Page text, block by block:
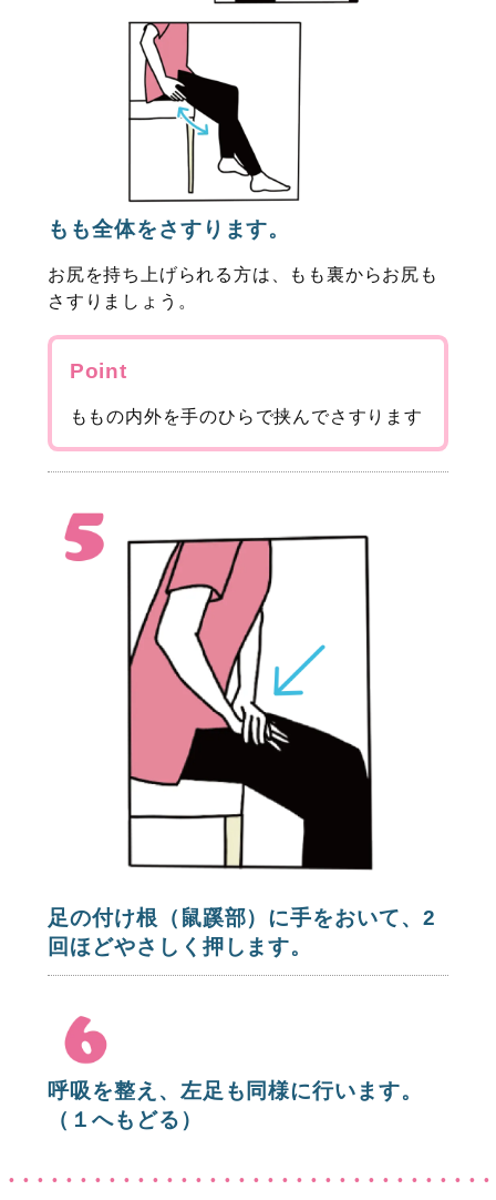
もも全体をさすります。
お尻を持ち上げられる方は、もも裏からお尻も
さすりましょう。
Point
ももの内外を手のひらで挟んでさすります
足の付け根（鼠蹊部）に手をおいて、2
回ほどやさしく押します。
呼吸を整え、左足も同様に行います。
（１へもどる）